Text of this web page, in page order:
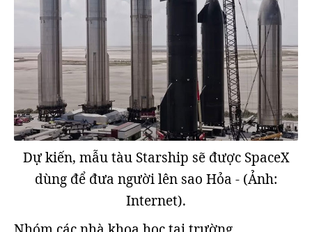
Dự kiến, mẫu tàu Starship sẽ được SpaceX
dùng để đưa người lên sao Hỏa - (Ảnh:
Internet).